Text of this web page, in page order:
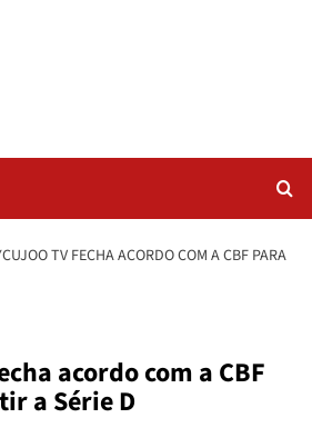
TV FECHA ACORDO COM A CBF PARA
acordo com a CBF
a Série D